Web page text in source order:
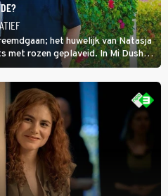
het huwelijk van Natasja
met rozen geplaveid. In Mi Dushi:
Genee het showbizzkoppel mee
te hebben.